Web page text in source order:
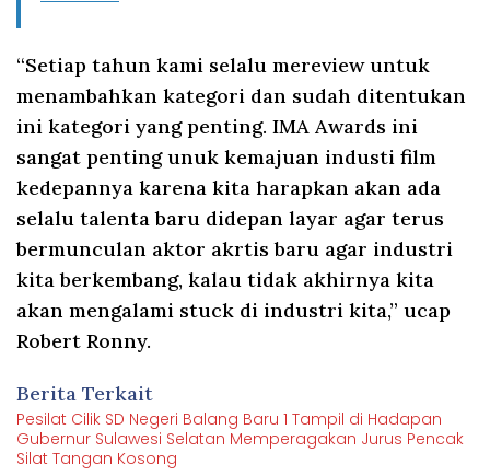
“Setiap tahun kami selalu mereview untuk
menambahkan kategori dan sudah ditentukan
ini kategori yang penting. IMA Awards ini
sangat penting unuk kemajuan industi film
kedepannya karena kita harapkan akan ada
selalu talenta baru didepan layar agar terus
bermunculan aktor akrtis baru agar industri
kita berkembang, kalau tidak akhirnya kita
akan mengalami stuck di industri kita,” ucap
Robert Ronny.
Berita Terkait
Pesilat Cilik SD Negeri Balang Baru 1 Tampil di Hadapan
Gubernur Sulawesi Selatan Memperagakan Jurus Pencak
Silat Tangan Kosong